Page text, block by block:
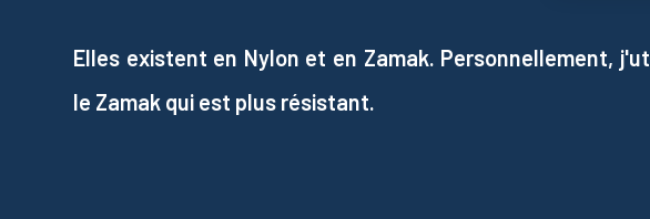
Elles existent en Nylon et en Zamak. Personnellement,
le Zamak qui est plus résistant.